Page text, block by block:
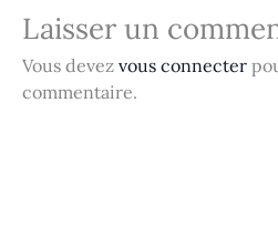
Laisser un
Vous devez vous connecter
commentaire.